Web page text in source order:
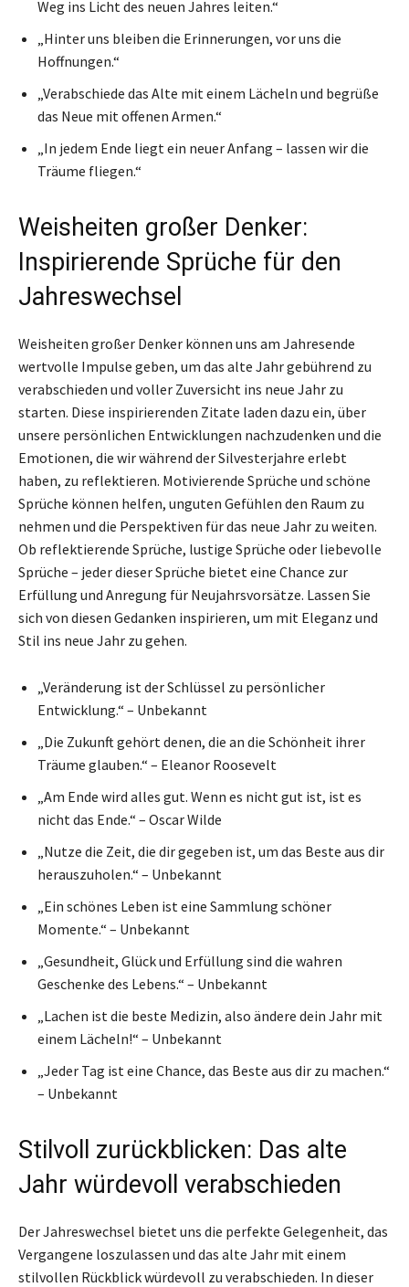
Weg ins Licht des neuen Jahres leiten.“
„Hinter uns bleiben die Erinnerungen, vor uns die
Hoffnungen.“
„Verabschiede das Alte mit einem Lächeln und begrüße
das Neue mit offenen Armen.“
„In jedem Ende liegt ein neuer Anfang – lassen wir die
Träume fliegen.“
Weisheiten großer Denker:
Inspirierende Sprüche für den
Jahreswechsel
Weisheiten großer Denker können uns am Jahresende
wertvolle Impulse geben, um das alte Jahr gebührend zu
verabschieden und voller Zuversicht ins neue Jahr zu
starten. Diese inspirierenden Zitate laden dazu ein, über
unsere persönlichen Entwicklungen nachzudenken und die
Emotionen, die wir während der Silvesterjahre erlebt
haben, zu reflektieren. Motivierende Sprüche und schöne
Sprüche können helfen, unguten Gefühlen den Raum zu
nehmen und die Perspektiven für das neue Jahr zu weiten.
Ob reflektierende Sprüche, lustige Sprüche oder liebevolle
Sprüche – jeder dieser Sprüche bietet eine Chance zur
Erfüllung und Anregung für Neujahrsvorsätze. Lassen Sie
sich von diesen Gedanken inspirieren, um mit Eleganz und
Stil ins neue Jahr zu gehen.
„Veränderung ist der Schlüssel zu persönlicher
Entwicklung.“ – Unbekannt
„Die Zukunft gehört denen, die an die Schönheit ihrer
Träume glauben.“ – Eleanor Roosevelt
„Am Ende wird alles gut. Wenn es nicht gut ist, ist es
nicht das Ende.“ – Oscar Wilde
„Nutze die Zeit, die dir gegeben ist, um das Beste aus dir
herauszuholen.“ – Unbekannt
„Ein schönes Leben ist eine Sammlung schöner
Momente.“ – Unbekannt
„Gesundheit, Glück und Erfüllung sind die wahren
Geschenke des Lebens.“ – Unbekannt
„Lachen ist die beste Medizin, also ändere dein Jahr mit
einem Lächeln!“ – Unbekannt
„Jeder Tag ist eine Chance, das Beste aus dir zu machen.“
– Unbekannt
Stilvoll zurückblicken: Das alte
Jahr würdevoll verabschieden
Der Jahreswechsel bietet uns die perfekte Gelegenheit, das
Vergangene loszulassen und das alte Jahr mit einem
stilvollen Rückblick würdevoll zu verabschieden. In dieser